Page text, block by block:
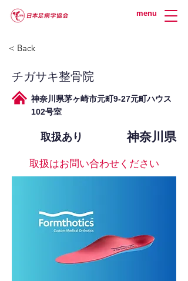
menu
< Back
チガサキ整骨院
神奈川県茅ヶ崎市元町9-27元町ハウス
102号室
取扱あり 神奈川県
取扱はお問い合わせください